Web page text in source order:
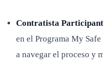
Contratista
en el Programa My
a navegar el proceso y